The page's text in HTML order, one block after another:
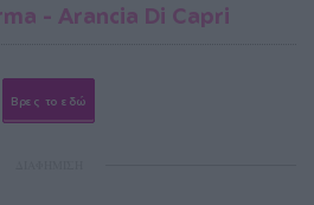
- Arancia Di Capri
Βρες το εδώ